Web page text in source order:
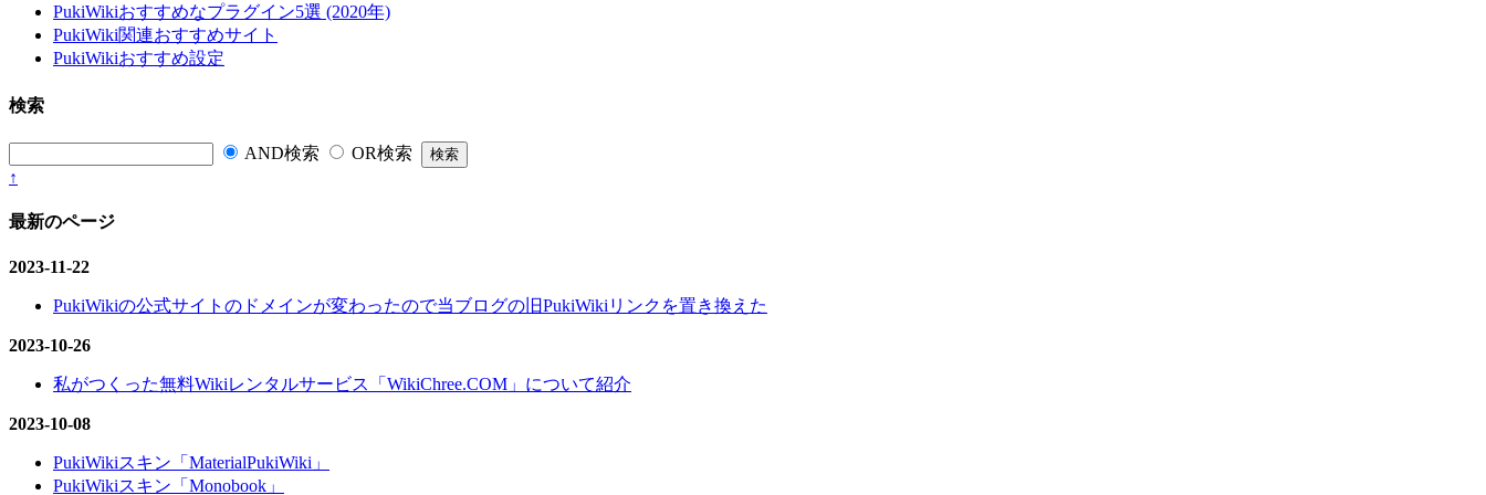
PukiWikiおすすめなプラグイン5選 (2020年)
PukiWiki関連おすすめサイト
PukiWikiおすすめ設定
検索
AND検索
OR検索
↑
最新のページ
2023-11-22
PukiWikiの公式サイトのドメインが変わったので当ブログの旧PukiWikiリンクを置き換えた
2023-10-26
私がつくった無料Wikiレンタルサービス「WikiChree.COM」について紹介
2023-10-08
PukiWikiスキン「MaterialPukiWiki」
PukiWikiスキン「Monobook」